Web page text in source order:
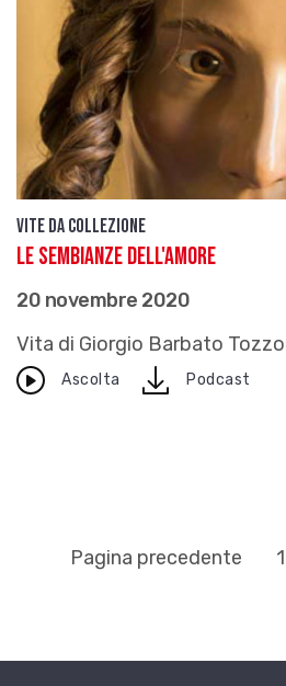
Vite da Collezione
Le sembianze dell'amore
20 novembre 2020
Vita di Giorgio Barbato
Ascolta downloadPodcast
Pagina precedente 1